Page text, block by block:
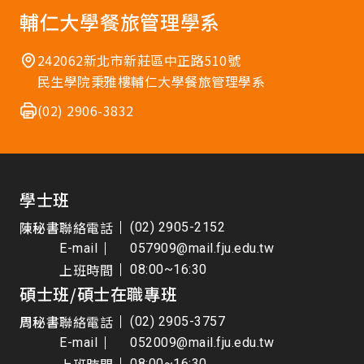
輔仁大學餐旅管理學系
242062新北市新莊區中正路510號
民生學院秉雅樓輔仁大學餐旅管理學系
(02) 2906-3832
學士班
陳秘書聯絡電話
(02) 2905-2152
E-mail
057909@mail.fju.edu.tw
上班時間 08:00~16:30
碩士班/碩士在職專班
周秘書聯絡電話
(02) 2905-3757
E-mail
052009@mail.fju.edu.tw